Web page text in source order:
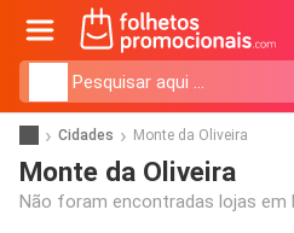
Cidades Monte da Oliveira
Monte da Oliveira
Não foram encontradas lojas em